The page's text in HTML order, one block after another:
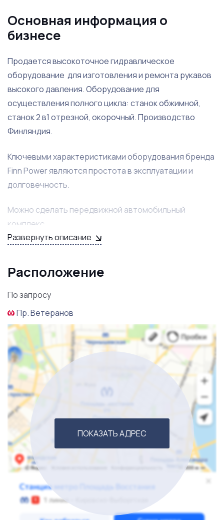
Основная информация о
бизнесе
Продается высокоточное гидравлическое
оборудование для изготовления и ремонта рукавов
высокого давления. Оборудование для
осуществления полного цикла: станок обжимной,
станок 2 в1 отрезной, окорочный. Производство
Финляндия.
Ключевыми характеристиками оборудования бренда
Finn Power являются простота в эксплуатации и
долговечность.
Можно сделать передвижной автомобильный
комплекс.
Развернуть описание
Расположение
По запросу
Пр. Ветеранов
ПОКАЗАТЬ АДРЕС